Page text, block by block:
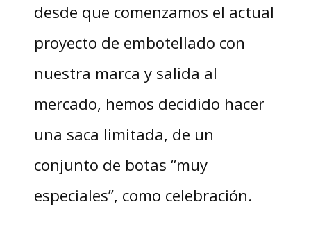
desde que comenzamos el actual
proyecto de embotellado con
nuestra marca y salida al
mercado, hemos decidido hacer
una saca limitada, de un
conjunto de botas “muy
especiales”, como celebración.